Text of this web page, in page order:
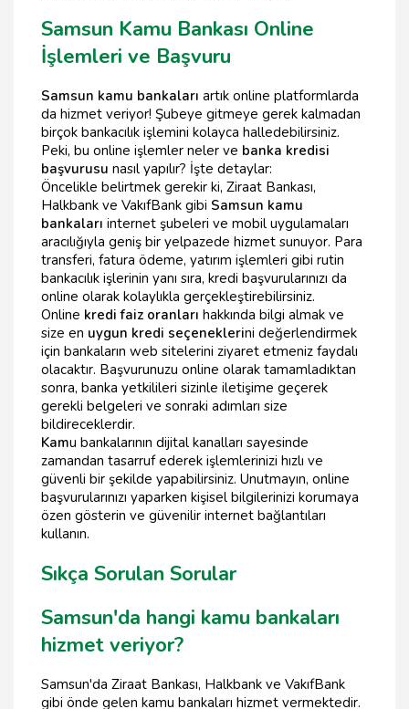
Samsun Kamu Bankası Online
İşlemleri ve Başvuru
Samsun kamu bankaları artık online platformlarda
da hizmet veriyor! Şubeye gitmeye gerek kalmadan
birçok bankacılık işlemini kolayca halledebilirsiniz.
Peki, bu online işlemler neler ve banka kredisi
başvurusu nasıl yapılır? İşte detaylar:
Öncelikle belirtmek gerekir ki, Ziraat Bankası,
Halkbank ve VakıfBank gibi Samsun kamu
bankaları internet şubeleri ve mobil uygulamaları
aracılığıyla geniş bir yelpazede hizmet sunuyor. Para
transferi, fatura ödeme, yatırım işlemleri gibi rutin
bankacılık işlerinin yanı sıra, kredi başvurularınızı da
online olarak kolaylıkla gerçekleştirebilirsiniz.
Online kredi faiz oranları hakkında bilgi almak ve
size en uygun kredi seçeneklerini değerlendirmek
için bankaların web sitelerini ziyaret etmeniz faydalı
olacaktır. Başvurunuzu online olarak tamamladıktan
sonra, banka yetkilileri sizinle iletişime geçerek
gerekli belgeleri ve sonraki adımları size
bildireceklerdir.
Kamu bankalarının dijital kanalları sayesinde
zamandan tasarruf ederek işlemlerinizi hızlı ve
güvenli bir şekilde yapabilirsiniz. Unutmayın, online
başvurularınızı yaparken kişisel bilgilerinizi korumaya
özen gösterin ve güvenilir internet bağlantıları
kullanın.
Sıkça Sorulan Sorular
Samsun'da hangi kamu bankaları
hizmet veriyor?
Samsun'da Ziraat Bankası, Halkbank ve VakıfBank
gibi önde gelen kamu bankaları hizmet vermektedir.